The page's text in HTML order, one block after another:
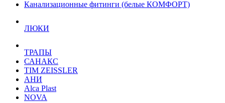
Канализационные фитинги (белые КОМФОРТ)
ЛЮКИ
ТРАПЫ
САНАКС
TIM ZEISSLER
АНИ
Alca Plast
NOVA